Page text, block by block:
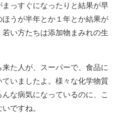
っすぐになったりと結果が早
うが半年とか１年とか結果が
い方たちは添加物まみれの生
た人が、スーパーで、食品に
いましたよ。様々な化学物質
な病気になっているのに、こ
ですね。